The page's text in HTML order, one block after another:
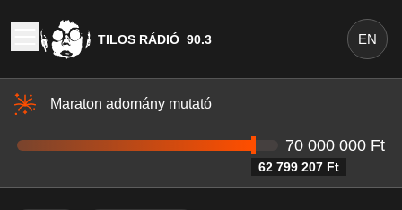
TILOS RÁDIÓ 90.3 EN
Maraton adomány mutató
62 799 207 Ft
70 000 000 Ft